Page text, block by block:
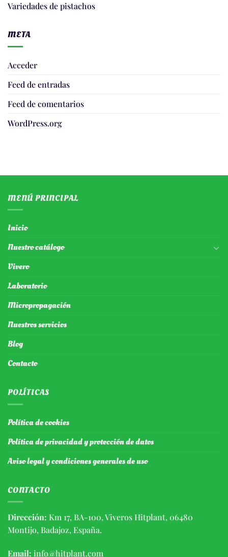
Variedades de pistachos
META
Acceder
Feed de entradas
Feed de comentarios
WordPress.org
MENÚ PRINCIPAL
Inicio
Nuestro catálogo
Vivero
Laboratorio
Micropropagación
Nuestros servicios
Blog
Contacto
POLÍTICAS
Política de cookies
Política de privacidad y protección de datos
Aviso legal y condiciones generales de uso
CONTACTO
Dirección: Km 17, BA-100, Viveros Hitplant, 06480
Montijo, Badajoz, España.
Email: info@hitplant.com